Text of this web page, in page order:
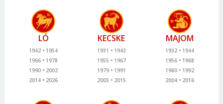
LÓ
1942
1954
1966
1978
1990
2002
2014
2026
KECSKE
1931
1943
1955
1967
1979
1991
2003
2015
MAJOM
1932
1944
1956
1968
1980
1992
2004
2016